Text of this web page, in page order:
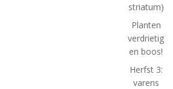
striatum)
Planten
verdrietig
en boos!
Herfst 3:
varens